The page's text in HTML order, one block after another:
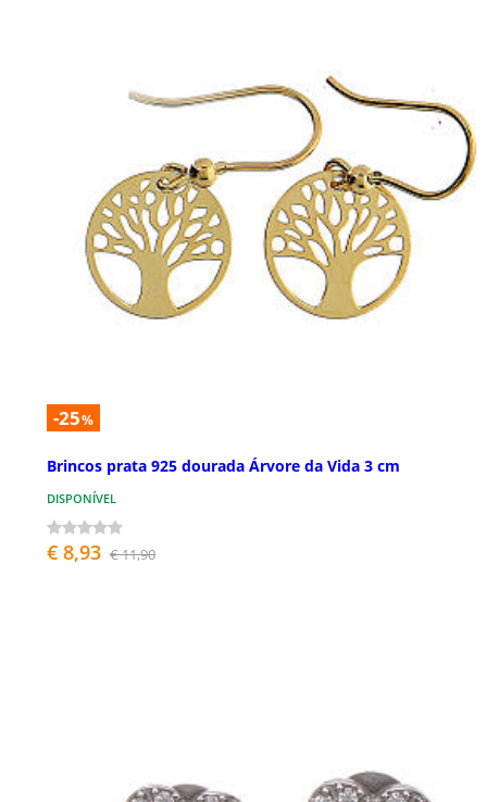
-25%
Brincos prata 925 dourada Árvore da Vida 3 cm
DISPONÍVEL
€ 8,93 € 11,90